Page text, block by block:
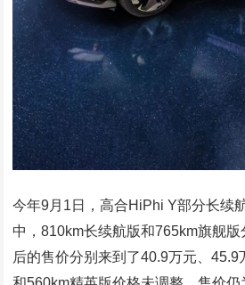
今年9月1日，高合HiPhi Y部分长续
中，810km长续航版和765km旗舰
后的售价分别来到了40.9万元、45.9